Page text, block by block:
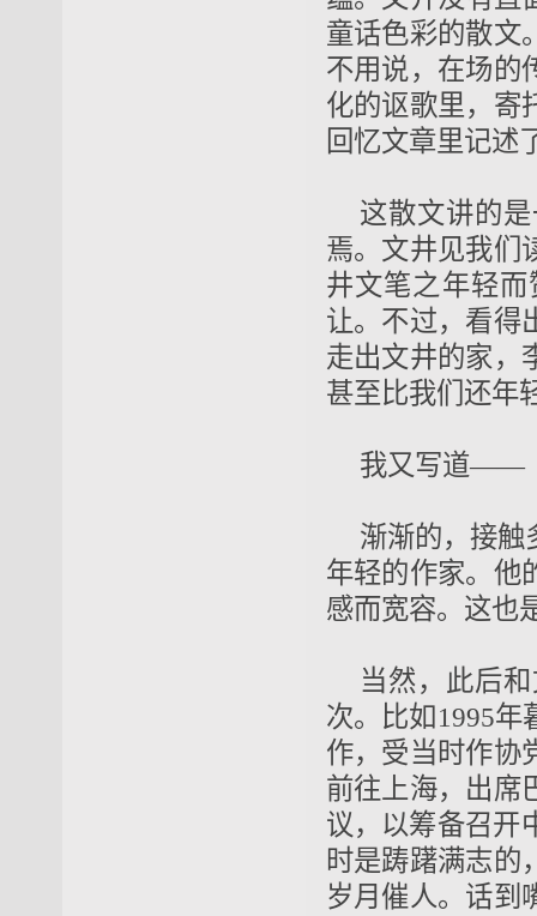
童话色彩的散文
不用说，在场的
化的讴歌里，寄
回忆文章里记
这散文讲的
焉。文井见我们
井文笔之年轻
让。不过，看得
走出文井的家，
甚至比我们还年
我又写道——
渐渐的，接触
年轻的作家。他
感而宽容。这也
当然，此后
次。比如1995
作，受当时作协
前往上海，出席
议，以筹备召开
时是踌躇满志的
岁月催人。话到